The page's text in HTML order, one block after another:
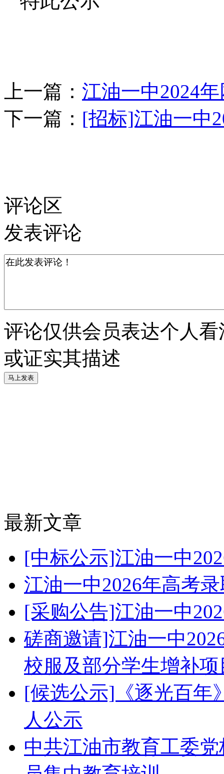
上一篇： 江油一中2024
下一篇： [招标]江油一中
评论区
发表评论
评论仅供会员表达个人
或证实其描述
最新文章
[中标公示]江油一中
江油一中2026年高考
[采购公告]江油一中
磋商邀请]江油一中
校服及部分学生增补项
[候选公示]《逐光百年
人公示
中共江油市教育工委